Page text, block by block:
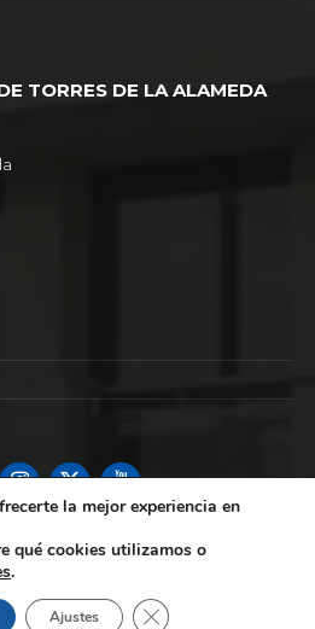
TORRES DE LA ALAMEDA
Instagram
X YouTube
la mejor experiencia en
qué cookies utilizamos o
.
Ajustes Cerrar el banner de